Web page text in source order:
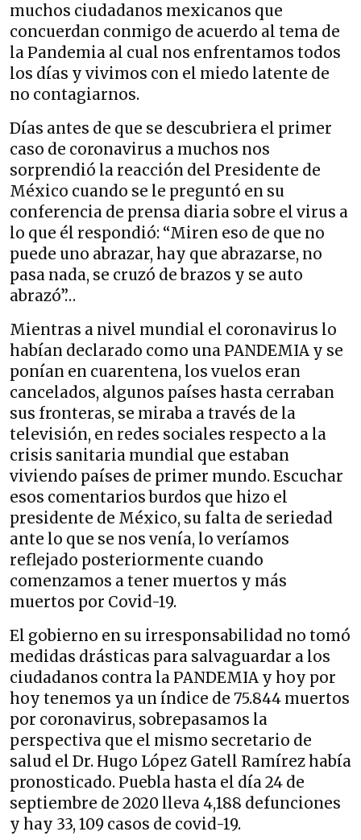
muchos ciudadanos mexicanos que
concuerdan conmigo de acuerdo al tema de
la Pandemia al cual nos enfrentamos todos
los días y vivimos con el miedo latente de
no contagiarnos.
Días antes de que se descubriera el primer
caso de coronavirus a muchos nos
sorprendió la reacción del Presidente de
México cuando se le preguntó en su
conferencia de prensa diaria sobre el virus a
lo que él respondió: “Miren eso de que no
puede uno abrazar, hay que abrazarse, no
pasa nada, se cruzó de brazos y se auto
abrazó”…
Mientras a nivel mundial el coronavirus lo
habían declarado como una PANDEMIA y se
ponían en cuarentena, los vuelos eran
cancelados, algunos países hasta cerraban
sus fronteras, se miraba a través de la
televisión, en redes sociales respecto a la
crisis sanitaria mundial que estaban
viviendo países de primer mundo. Escuchar
esos comentarios burdos que hizo el
presidente de México, su falta de seriedad
ante lo que se nos venía, lo veríamos
reflejado posteriormente cuando
comenzamos a tener muertos y más
muertos por Covid-19.
El gobierno en su irresponsabilidad no tomó
medidas drásticas para salvaguardar a los
ciudadanos contra la PANDEMIA y hoy por
hoy tenemos ya un índice de 75.844 muertos
por coronavirus, sobrepasamos la
perspectiva que el mismo secretario de
salud el Dr. Hugo López Gatell Ramírez había
pronosticado. Puebla hasta el día 24 de
septiembre de 2020 lleva 4,188 defunciones
y hay 33, 109 casos de covid-19.